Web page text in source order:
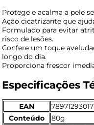
Protege e acalma a pele
Ação cicatrizante que
Formulado para evitar
risco de lesões.
Confere um toque
longo do dia.
Proporciona frescor
Especificações
EAN
Conteúdo
80g